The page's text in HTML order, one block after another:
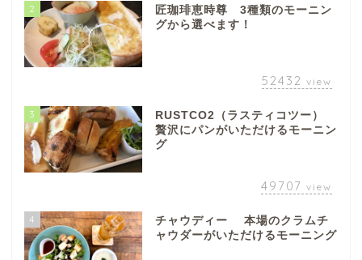
2
匠珈琲恵時尊 3種類のモーニン
グから選べます！
52432 view
3
RUSTCO2（ラスティコツー）
贅沢にパンがいただけるモーニン
グ
49707 view
4
チャウディー 本場のクラムチ
ャウダーがいただけるモーニング